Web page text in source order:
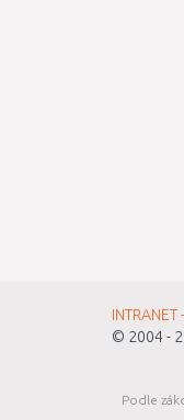
© 2004 -
Podle